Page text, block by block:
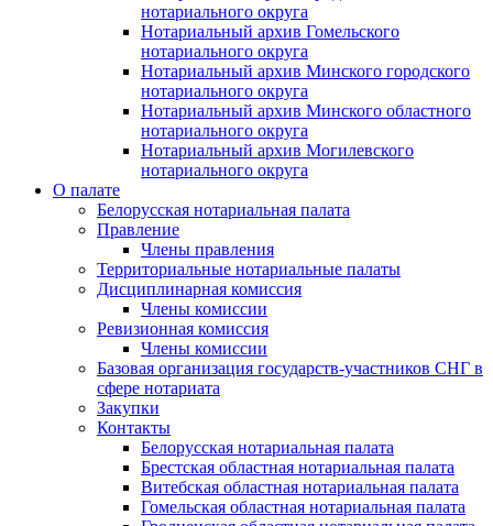
нотариального округа
Нотариальный архив Гомельского
нотариального округа
Нотариальный архив Минского городского
нотариального округа
Нотариальный архив Минского областного
нотариального округа
Нотариальный архив Могилевского
нотариального округа
О палате
Белорусская нотариальная палата
Правление
Члены правления
Территориальные нотариальные палаты
Дисциплинарная комиссия
Члены комиссии
Ревизионная комиссия
Члены комиссии
Базовая организация государств-участников СНГ в
сфере нотариата
Закупки
Контакты
Белорусская нотариальная палата
Брестская областная нотариальная палата
Витебская областная нотариальная палата
Гомельская областная нотариальная палата